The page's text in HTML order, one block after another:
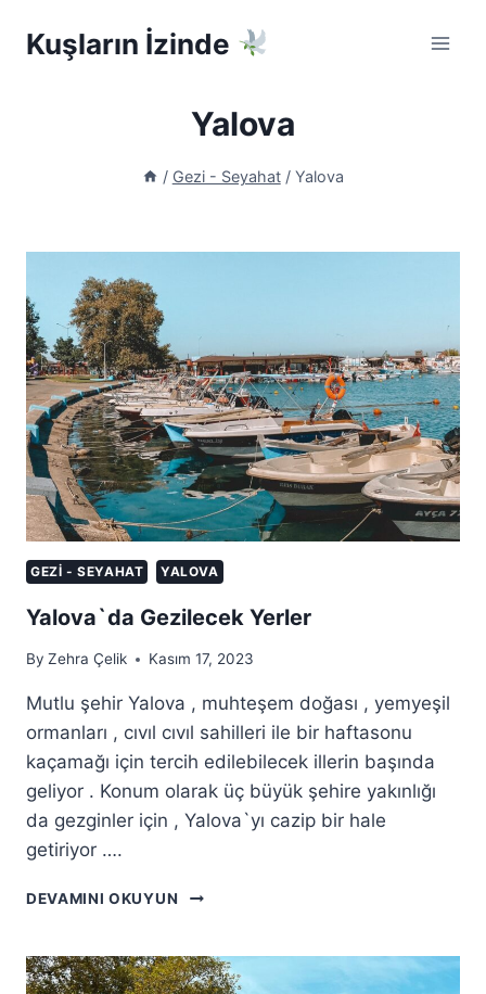
Kuşların İzinde
Yalova
/ Gezi - Seyahat / Yalova
GEZI - SEYAHAT YALOVA
Yalova`da Gezilecek Yerler
By Zehra Çelik Kasım 17, 2023
Mutlu şehir Yalova , muhteşem doğası , yemyeşil
ormanları , cıvıl cıvıl sahilleri ile bir haftasonu
kaçamağı için tercih edilebilecek illerin başında
geliyor . Konum olarak üç büyük şehire yakınlığı
da gezginler için , Yalova`yı cazip bir hale
getiriyor ….
DEVAMINI OKUYUN
YALOVA`DA